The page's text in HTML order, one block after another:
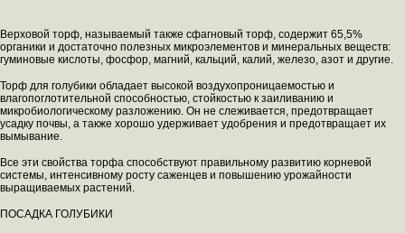
Верховой торф, называемый также сфагновый торф, содержит 65,5%
органики и достаточно полезных микроэлементов и минеральных веществ:
гуминовые кислоты, фосфор, магний, кальций, калий, железо, азот и другие.
Торф для голубики обладает высокой воздухопроницаемостью и
влагопоглотительной способностью, стойкостью к заиливанию и
микробиологическому разложению. Он не слеживается, предотвращает
усадку почвы, а также хорошо удерживает удобрения и предотвращает их
вымывание.
Все эти свойства торфа способствуют правильному развитию корневой
системы, интенсивному росту саженцев и повышению урожайности
выращиваемых растений.
ПОСАДКА ГОЛУБИКИ